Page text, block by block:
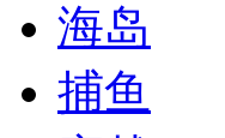
海岛
捕鱼